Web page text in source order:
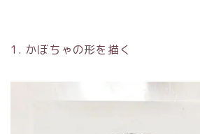
1. かぼちゃの形を描く